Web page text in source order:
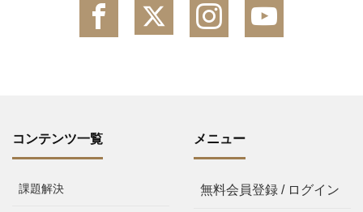
コンテンツ一覧
課題解決
メニュー
無料会員登録 / ログイン